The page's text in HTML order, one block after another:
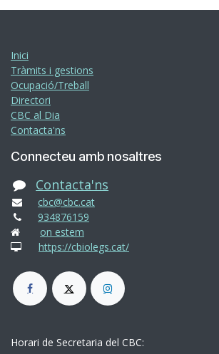
Inici
Tràmits i gestions
Ocupació/Treball
Directori
CBC al Dia
Contacta'ns
Connecteu amb nosaltres
Contacta'ns
cbc@cbc.cat
934876159
on estem
https://cbiolegs.cat/
Horari de Secretaria del CBC: